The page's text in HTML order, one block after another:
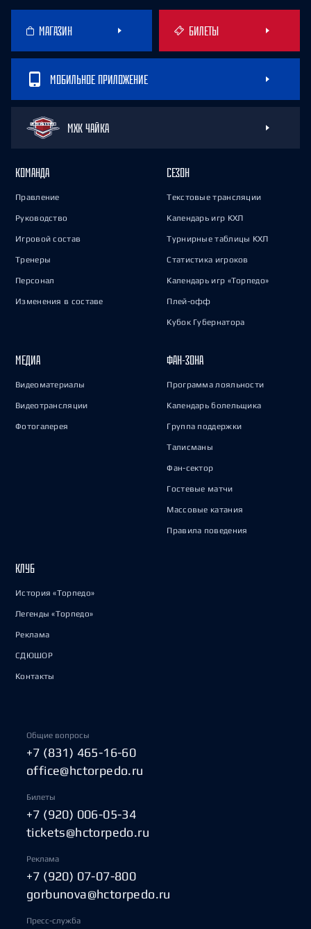
МАГАЗИН БИЛЕТЫ
МОБИЛЬНОЕ ПРИЛОЖЕНИЕ
МХК ЧАЙКА
КОМАНДА
Правление
Руководство
Игровой состав
Тренеры
Персонал
Изменения в составе
СЕЗОН
Текстовые трансляции
Календарь игр КХЛ
Турнирные таблицы КХЛ
Статистика игроков
Календарь игр «Торпедо»
Плей-офф
Кубок Губернатора
МЕДИА
Видеоматериалы
Видеотрансляции
Фотогалерея
ФАН-ЗОНА
Программа лояльности
Календарь болельщика
Группа поддержки
Талисманы
Фан-сектор
Гостевые матчи
Массовые катания
Правила поведения
КЛУБ
История «Торпедо»
Легенды «Торпедо»
Реклама
СДЮШОР
Контакты
Общие вопросы
+7 (831) 465-16-60
office@hctorpedo.ru
Билеты
+7 (920) 006-05-34
tickets@hctorpedo.ru
Реклама
+7 (920) 07-07-800
gorbunova@hctorpedo.ru
Пресс-служба